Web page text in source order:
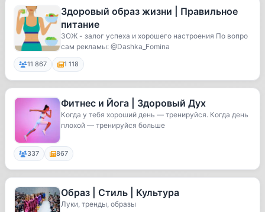
Здоровый образ жизни | Правильное
питание
ЗОЖ - залог успеха и хорошего настроения По вопро
сам рекламы: @Dashka_Fomina
11 867 1 118
Фитнес и Йога | Здоровый Дух
Когда у тебя хороший день — тренируйся. Когда день
плохой — тренируйся больше
337 867
Образ | Стиль | Культура
Луки, тренды, образы